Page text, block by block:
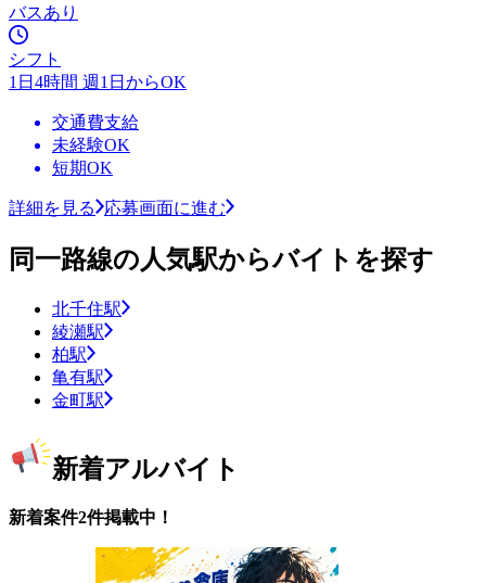
バスあり
シフト
1日4時間 週1日からOK
交通費支給
未経験OK
短期OK
詳細を見る 応募画面に進む
同一路線の人気駅からバイトを探す
北千住駅
綾瀬駅
柏駅
亀有駅
金町駅
新着アルバイト
新着案件2件掲載中！